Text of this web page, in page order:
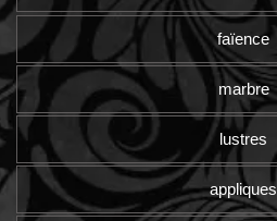
faïence
marbre
lustres
appliques